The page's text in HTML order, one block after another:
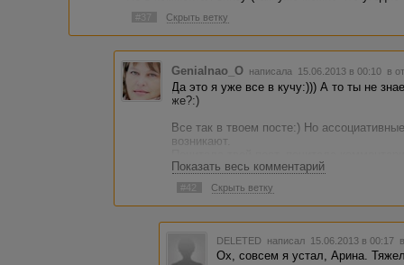
#37 Скрыть ветку
Genialnao_O написала 15.06.2013 в 00:10 в
Да это я уже все в кучу:))) А то ты не
же?:)
Все так в твоем посте:) Но
возникают.
меня лично полно прецедентов:) само
И не кричи капсом:) Я читать умею,
По твоему посту ответ тот же: пох. Оно
усталость, эмоций становится
Показать весь комментарий
#42 Скрыть ветку
DELETED написал 15.06.2013 в 00:17
Ох, совсем я устал, Арина.